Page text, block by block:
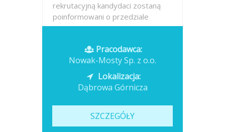
rekrutacyjną kandydaci zostaną
poinformowani o przedziale
proponowanego...
Opublikowano: dzisiajPracodawca:
Nowak-Mosty Sp. z o.o.
Lokalizacja:
Dąbrowa Górnicza
SZCZEGÓŁY